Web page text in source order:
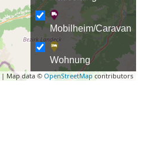
| Map data © OpenStreetMap contributors
Mobilheim/Caravan
Wohnung